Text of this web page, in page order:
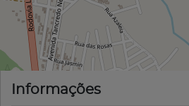
Informações